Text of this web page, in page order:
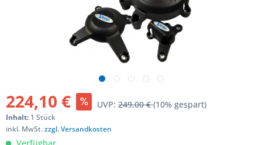
224,10 € UVP: 249,00 €(10% gespart)
Inhalt: 1 Stück
inkl. MwSt.zzgl. Versandkosten